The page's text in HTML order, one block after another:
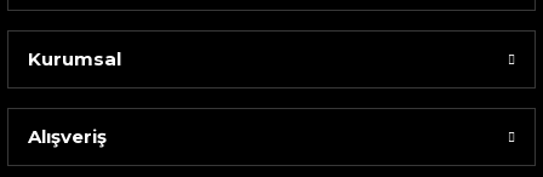
Sarev Elfıda Flanel Nevresim Takımı Çift Kişili...
Kurumsal
Alışveriş